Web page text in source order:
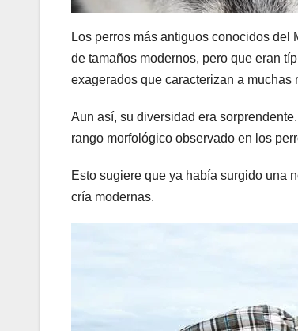
Los perros más antiguos conocidos
de tamaños modernos, pero que eran
exagerados que caracterizan a muchas
Aun así, su diversidad era
rango morfológico observado en los
Esto sugiere que ya había surgido una
cría modernas.